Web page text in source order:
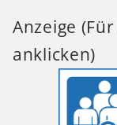
Anzeige
anklicken)